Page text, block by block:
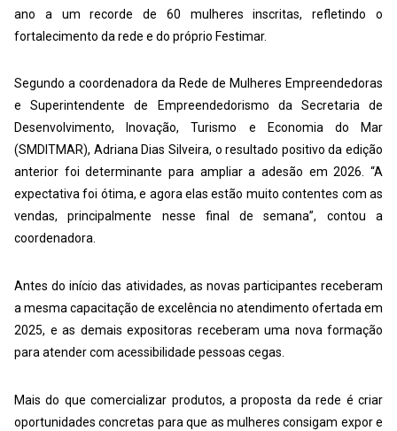
ano a um recorde de 60 mulheres inscritas, refletindo o
fortalecimento da rede e do próprio Festimar.
Segundo a coordenadora da Rede de Mulheres Empreendedoras
e Superintendente de Empreendedorismo da Secretaria de
Desenvolvimento, Inovação, Turismo e Economia do Mar
(SMDITMAR), Adriana Dias Silveira, o resultado positivo da edição
anterior foi determinante para ampliar a adesão em 2026. “A
expectativa foi ótima, e agora elas estão muito contentes com as
vendas, principalmente nesse final de semana”, contou a
coordenadora.
Antes do início das atividades, as novas participantes receberam
a mesma capacitação de excelência no atendimento ofertada em
2025, e as demais expositoras receberam uma nova formação
para atender com acessibilidade pessoas cegas.
Mais do que comercializar produtos, a proposta da rede é criar
oportunidades concretas para que as mulheres consigam expor e